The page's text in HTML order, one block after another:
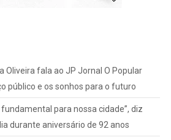
Oliveira fala ao JP Jornal O Popular
público e os sonhos para o futuro